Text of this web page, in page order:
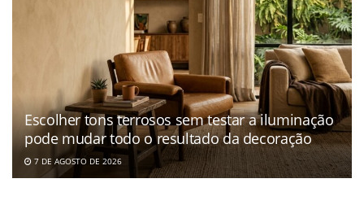
Escolher tons terrosos sem testar a iluminação
pode mudar todo o resultado da decoração
7 DE AGOSTO DE 2026